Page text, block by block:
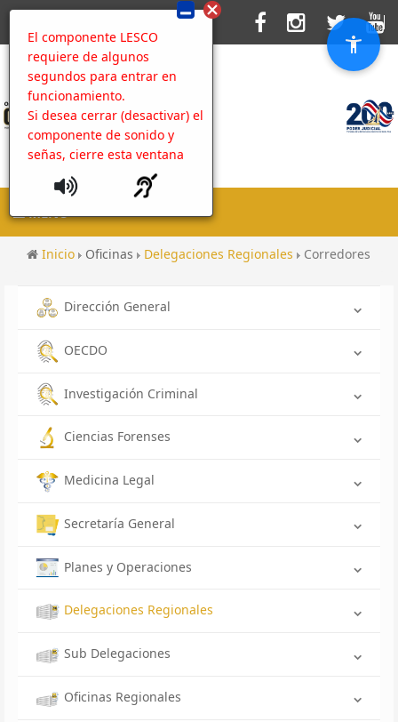
El componente LESCO
requiere de algunos
segundos para entrar en
funcionamiento.
Si desea cerrar (desactivar) el
componente de sonido y
señas, cierre esta ventana
MENU
Inicio Oficinas Delegaciones Regionales Corredores
Dirección General
OECDO
Investigación Criminal
Ciencias Forenses
Medicina Legal
Secretaría General
Planes y Operaciones
Delegaciones Regionales
Sub Delegaciones
Oficinas Regionales